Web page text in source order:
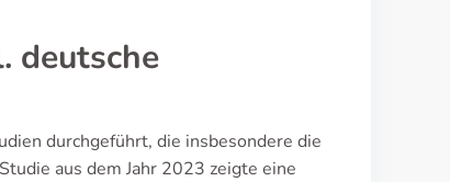
deutsche
durchgeführt, die insbesondere die
aus dem Jahr 2023 zeigte eine